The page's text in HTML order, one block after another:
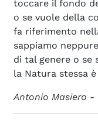
toccare il fondo
o se vuole della
fa riferimento
sappiamo
di tal genere o se
la Natura stessa
Antonio Masiero -